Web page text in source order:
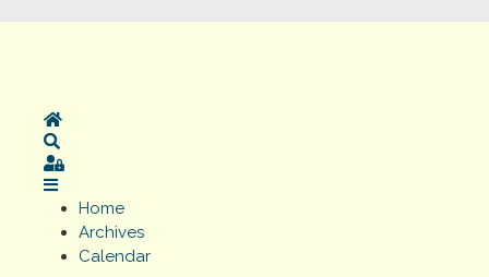
Home
Sign In
Home
Archives
Calendar